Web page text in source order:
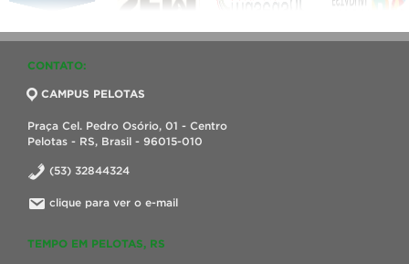
CONTATO:
CAMPUS PELOTAS
Praça Cel. Pedro Osório, 01 - Centro
Pelotas - RS, Brasil - 96015-010
(53) 32844324
clique para ver o e-mail
TEMPO EM PELOTAS, RS